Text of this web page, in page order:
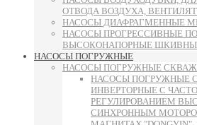
ОТВОДА ВОЗДУХА,
НАСОСЫ ДИАФРАГМЕННЫЕ
НАСОСЫ ПРОГРЕССИВНЫЕ
ВЫСОКОНАПОРНЫЕ
НАСОСЫ ПОГРУЖНЫЕ
НАСОСЫ ПОГРУЖНЫЕ
НАСОСЫ ПОГРУЖНЫЕ
ИНВЕРТОРНЫЕ С
РЕГУЛИРОВАНИЕМ
СИНХРОННЫМ